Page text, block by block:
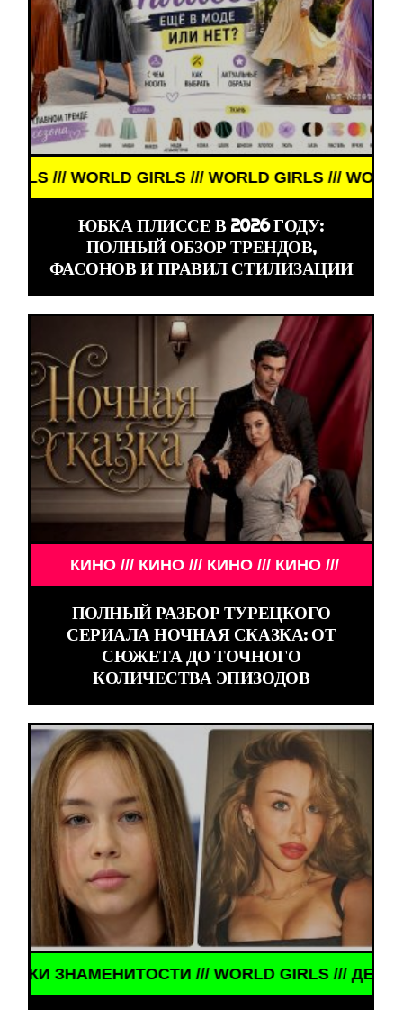
/// WORLD GIRLS /// WORLD GIRLS /// WORLD
ЮБКА ПЛИССЕ В 2026 ГОДУ:
ПОЛНЫЙ ОБЗОР ТРЕНДОВ,
ФАСОНОВ И ПРАВИЛ СТИЛИЗАЦИИ
КИНО /// КИНО /// КИНО /// КИНО ///
ПОЛНЫЙ РАЗБОР ТУРЕЦКОГО
СЕРИАЛА НОЧНАЯ СКАЗКА: ОТ
СЮЖЕТА ДО ТОЧНОГО
КОЛИЧЕСТВА ЭПИЗОДОВ
/// WORLD GIRLS /// ДЕВУШКИ